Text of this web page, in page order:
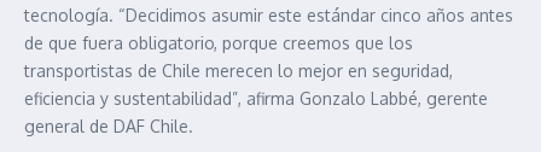
tecnología. “Decidimos asumir este estándar cinco años antes
de que fuera obligatorio, porque creemos que los
transportistas de Chile merecen lo mejor en seguridad,
eficiencia y sustentabilidad”, afirma Gonzalo Labbé, gerente
general de DAF Chile.